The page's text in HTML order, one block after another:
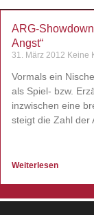
ARG-
Angst“
31. März 2012 Keine
Vormals ein
als Spiel- bzw.
inzwischen eine
steigt die Zahl der
Weiterlesen